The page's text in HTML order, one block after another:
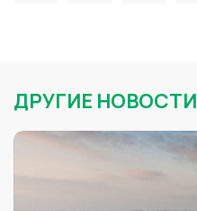
ДРУГИЕ НОВОСТИ